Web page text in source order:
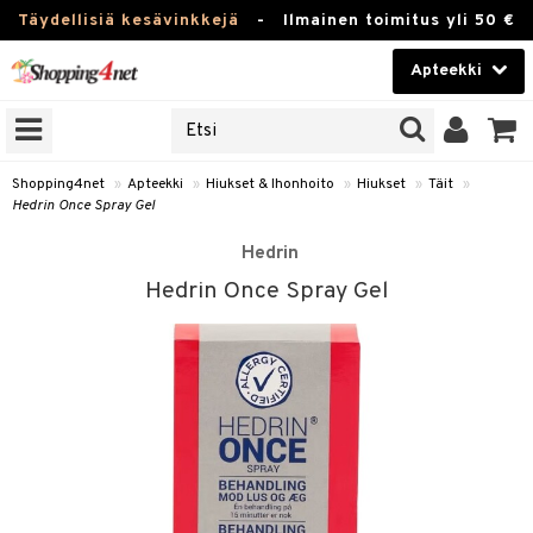
Täydellisiä kesävinkkejä - Ilmainen toimitus yli 50 €
Apteekki
Kauneudenhoito
Piilolinssit
Shopping4net » Apteekki » Hiukset & Ihonhoito » Hiukset » Täit »
Hedrin Once Spray Gel
Hedrin
Hedrin Once Spray Gel